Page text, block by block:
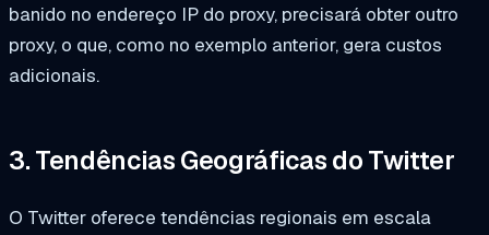
banido no endereço IP do proxy, precisará obter outro
proxy, o que, como no exemplo anterior, gera custos
adicionais.
3. Tendências Geográficas do Twitter
O Twitter oferece tendências regionais em escala